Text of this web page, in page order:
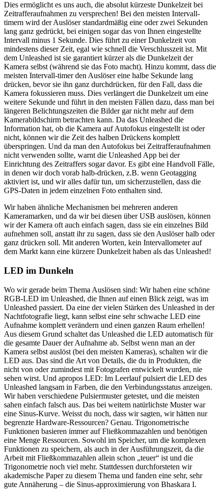
Dies ermöglicht es uns auch, die absolut kürzeste Dunkelzeit bei
Zeitrafferaufnahmen zu versprechen! Bei den meisten Intervall-
timern wird der Auslöser standardmäßig eine oder zwei Sekunden
lang ganz gedrückt, bei einigen sogar das von Ihnen eingestellte
Intervall minus 1 Sekunde. Dies führt zu einer Dunkelzeit von
mindestens dieser Zeit, egal wie schnell die Verschlusszeit ist. Mit
dem Unleashed ist sie garantiert kürzer als die Dunkelzeit der
Kamera selbst (während sie das Foto macht). Hinzu kommt, dass die
meisten Intervall-timer den Auslöser eine halbe Sekunde lang
drücken, bevor sie ihn ganz durchdrücken, für den Fall, dass die
Kamera fokussieren muss. Dies verlängert die Dunkelzeit um eine
weitere Sekunde und führt in den meisten Fällen dazu, dass man bei
längeren Belichtungszeiten die Bilder gar nicht mehr auf dem
Kamerabildschirm betrachten kann. Da das Unleashed die
Information hat, ob die Kamera auf Autofokus eingestellt ist oder
nicht, können wir die Zeit des halben Drückens komplett
überspringen. Und da man den Autofokus bei Zeitrafferaufnahmen
nicht verwenden sollte, warnt die Unleashed App bei der
Einrichtung des Zeitraffers sogar davor. Es gibt eine Handvoll Fälle,
in denen wir doch vorab halb-drücken, z.B. wenn Geotagging
aktiviert ist, und wir alles dafür tun, um sicherzustellen, dass die
GPS-Daten in jedem einzelnen Foto enthalten sind.
Wir haben ähnliche Mechanismen bei mehreren anderen
Kameramarken, und da wir bei diesen über USB auslösen, können
wir der Kamera oft auch einfach sagen, dass sie ein einzelnes Bild
aufnehmen soll, anstatt ihr zu sagen, dass sie den Auslöser halb oder
ganz drücken soll. Mit anderen Worten, kein Intervallometer auf
dem Markt kann eine kürzere Dunkelzeit haben als das Unleashed!
LED im Dunkeln
Wo wir gerade beim Thema Auslösen sind: Wir haben eine schöne
RGB-LED im Unleashed, die Ihnen auf einen Blick zeigt, was im
Unleashed passiert. Da eine der vielen Stärken des Unleashed in der
Nachtfotografie liegt, kann selbst eine sehr schwache LED eine
Aufnahme komplett verändern und einen ganzen Raum erhellen!
Aus diesem Grund schaltet das Unleashed die LED automatisch für
die gesamte Dauer der Aufnahme ab. Selbst wenn man an der
Kamera selbst auslöst (bei den meisten Kameras), schalten wir die
LED aus. Das sind die Art von Details, die du in Produkten, die
nicht von oder zumindest mit Fotografen entwickelt wurden, nie
sehen wirst. Und apropos LED: Im Leerlauf pulsiert die LED des
Unleashed langsam in Farben, die den Verbindungsstatus anzeigen.
Wir haben verschiedene Pulsiermuster getestet, und die meisten
sahen einfach falsch aus. Das bei weitem natürlichste Muster war
eine Sinus-Kurve. Weisst du noch, dass wir sagten, wir hätten nur
begrenzte Hardware-Ressourcen? Genau. Trigonometrische
Funktionen basieren immer auf Fließkommazahlen und benötigen
eine Menge Ressourcen. Sowohl im Speicher, um die komplexen
Funktionen zu speichern, als auch in der Ausführungszeit, da die
Arbeit mit Fließkommazahlen allein schon „teuer“ ist und die
Trigonometrie noch viel mehr. Stattdessen durchforsteten wir
akademische Paper zu diesem Thema und fanden eine sehr, sehr
gute Annäherung – die Sinus-approximierung von Bhaskara I.